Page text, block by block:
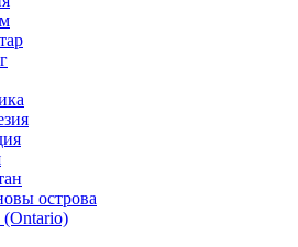
острова
(Ontario)